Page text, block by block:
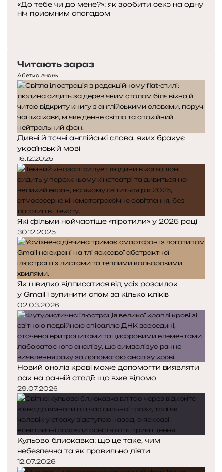
«До тебе чи до мене?»: як зробити секс на одну
ніч приємним спогадом
Читають зараз
Абетка знань
Дивні й точні англійські слова, яких бракує
українській мові
16.12.2025
Які фільми найчастіше «піратили» у 2025 році
30.12.2025
Як швидко відписатися від усіх розсилок
у Gmail і зупинити спам за кілька кліків
02.03.2026
Новий аналіз крові може допомогти виявляти
рак на ранній стадії: що вже відомо
29.07.2026
Кульова блискавка: що це таке, чим
небезпечна та як правильно діяти
12.07.2026